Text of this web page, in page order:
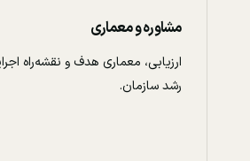
مشاوره و معماری
ارزیابی، معماری هدف و نقشه‌راه
رشد سازمان.